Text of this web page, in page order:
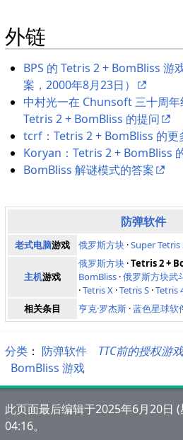
外链
BPS 的 Tetris 2 + BomBliss 游
案，2000年8月23日）
中村光一在 Chunsoft 三十周
Tetris 2 + BomBliss 的提问
tcrf：Tetris 2 + BomBliss 的更
Koryan：Tetris 2 + BomBliss
BomBliss 解谜模式的答案
防弹软件
老式电脑游戏 俄罗斯方块 ·Super Tetris
主机游戏
俄罗斯方块 ·Tetris 2 +
BomBliss ·俄罗斯方块武
·Tetris X ·Tetris S ·Tetris
相关条目
亨克·罗杰斯 ·蓝色星球软
分类 ：​ 防弹软件 TTC前的授权游
BomBliss 游戏
此页面最后编辑于2025年6月20日 (
04:16。